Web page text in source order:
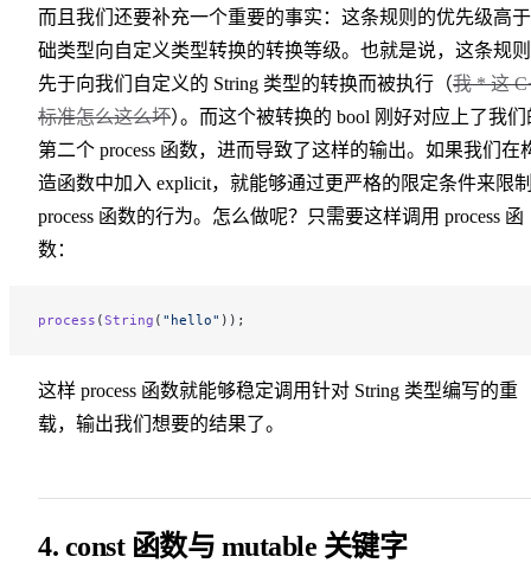
而且我们还要补充一个重要的事实：这条规则的优先级高
础类型向自定义类型转换的转换等级。也就是说，这条规
先于向我们自定义的 String 类型的转换而被执行（我 * 这
标准怎么这么坏）
。 而这个被转换的 bool 刚好对应上了我们
第二个 process 函数，进而导致了这样的输出。如果我们在
造函数中加入 explicit，就能够通过更严格的限定条件来限
process 函数的行为。怎么做呢？只需要这样调用 process 函
数：
process (String ( "hello" ));
这样 process 函数就能够稳定调用针对 String 类型编写的重
载，输出我们想要的结果了。
4. const 函数与 mutable 关键字